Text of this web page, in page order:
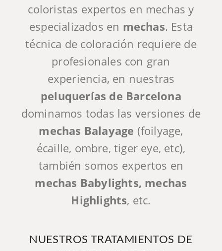
coloristas expertos en mechas y
especializados en mechas. Esta
técnica de coloración requiere de
profesionales con gran
experiencia, en nuestras
peluquerías de Barcelona
dominamos todas las versiones de
mechas Balayage (foilyage,
écaille, ombre, tiger eye, etc),
también somos expertos en
mechas Babylights, mechas
Highlights, etc.
NUESTROS TRATAMIENTOS DE